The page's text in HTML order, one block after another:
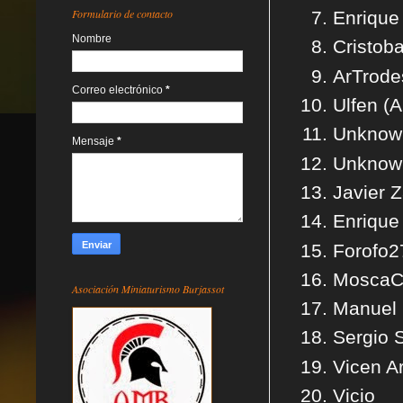
Ulfen
Javier
Sergio
Vicen
Vicio
Formulario de contacto
Nombre
Correo electrónico *
Mensaje *
Asociación Miniaturismo Burjassot